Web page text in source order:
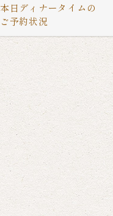
本日ディナータイムの
ご予約状況